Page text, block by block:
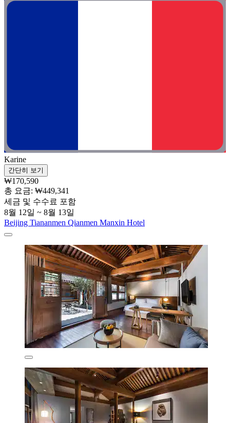
Karine
간단히 보기
₩170,590
총 요금: ₩449,341
세금 및 수수료 포함
8월 12일 ~ 8월 13일
Beijing Tiananmen Qianmen Manxin Hotel